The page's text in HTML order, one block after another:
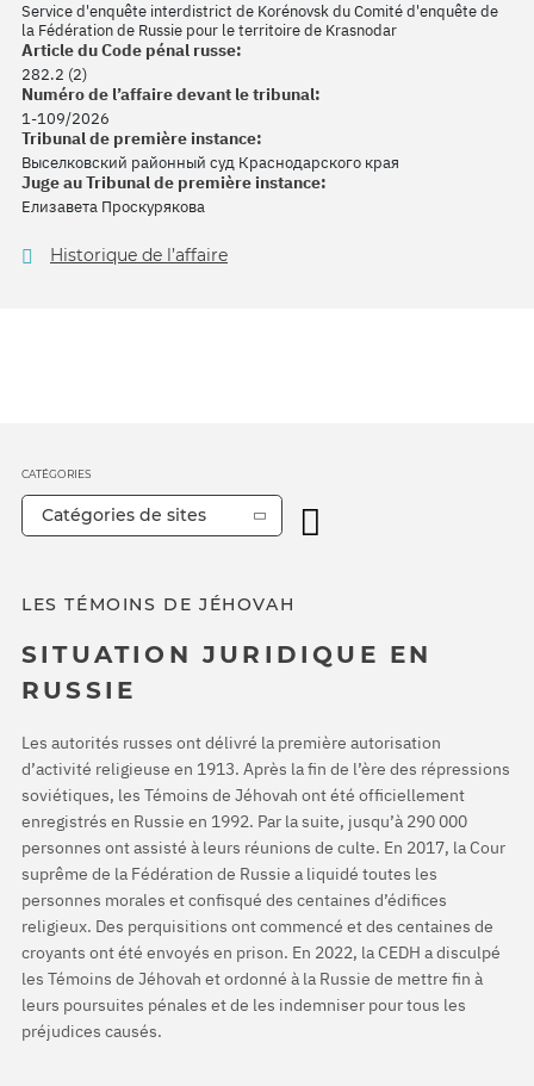
Service d'enquête interdistrict de Korénovsk du Comité d'enquête de
la Fédération de Russie pour le territoire de Krasnodar
Article du Code pénal russe:
282.2 (2)
Numéro de l’affaire devant le tribunal:
1-109/2026
Tribunal de première instance:
Выселковский районный суд Краснодарского края
Juge au Tribunal de première instance:
Елизавета Проскурякова
Historique de l’affaire
LES TÉMOINS DE JÉHOVAH
SITUATION JURIDIQUE EN
RUSSIE
Les autorités russes ont délivré la première autorisation
d’activité religieuse en 1913. Après la fin de l’ère des répressions
soviétiques, les Témoins de Jéhovah ont été officiellement
enregistrés en Russie en 1992. Par la suite, jusqu’à 290 000
personnes ont assisté à leurs réunions de culte. En 2017, la Cour
suprême de la Fédération de Russie a liquidé toutes les
personnes morales et confisqué des centaines d’édifices
religieux. Des perquisitions ont commencé et des centaines de
croyants ont été envoyés en prison. En 2022, la CEDH a disculpé
les Témoins de Jéhovah et ordonné à la Russie de mettre fin à
leurs poursuites pénales et de les indemniser pour tous les
préjudices causés.
CATÉGORIES
Catégories de sites